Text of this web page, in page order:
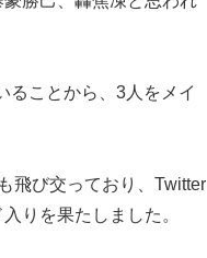
ることから、3人をメイ
飛び交っており、Twitter
りを果たしました。